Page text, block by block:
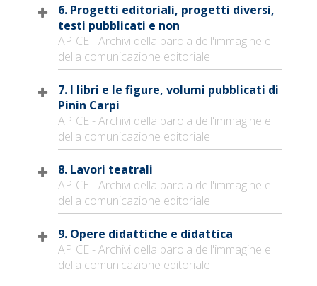
6. Progetti editoriali, progetti diversi,
testi pubblicati e non
APICE - Archivi della parola dell'immagine e
della comunicazione editoriale
7. I libri e le figure, volumi pubblicati di
Pinin Carpi
APICE - Archivi della parola dell'immagine e
della comunicazione editoriale
8. Lavori teatrali
APICE - Archivi della parola dell'immagine e
della comunicazione editoriale
9. Opere didattiche e didattica
APICE - Archivi della parola dell'immagine e
della comunicazione editoriale